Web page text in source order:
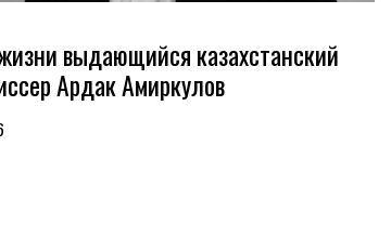
выдающийся казахстанский
Ардак Амиркулов